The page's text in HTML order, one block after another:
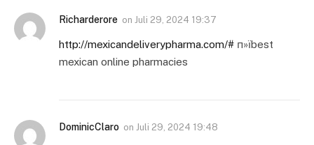
Richarderore on Juli 29, 2024 19:37
http://mexicandeliverypharma.com/# п»їbest
mexican online pharmacies
DominicClaro on Juli 29, 2024 19:48